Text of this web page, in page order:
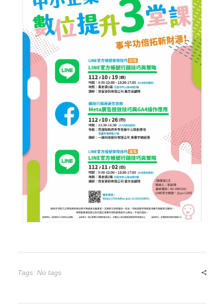
Tags: No tags